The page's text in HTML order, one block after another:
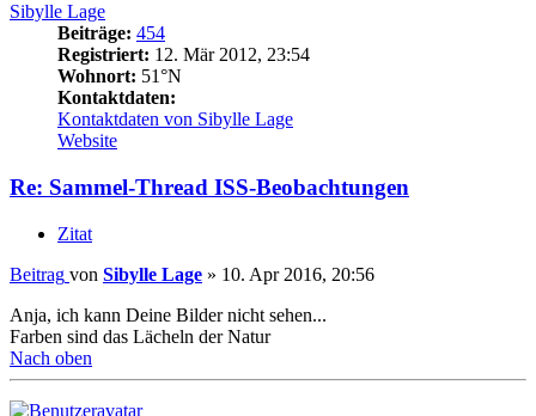
Sibylle Lage
Beiträge: 454
Registriert: 12. Mär 2012, 23:54
Wohnort: 51°N
Kontaktdaten:
Kontaktdaten von Sibylle Lage
Website
Re: Sammel-Thread ISS-Beobachtungen
Zitat
Beitrag von Sibylle Lage » 10. Apr 2016, 20:56
Anja, ich kann Deine Bilder nicht sehen...
Farben sind das Lächeln der Natur
Nach oben